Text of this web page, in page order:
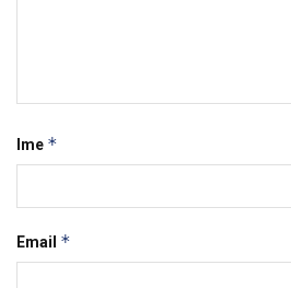
Ime *
Email *